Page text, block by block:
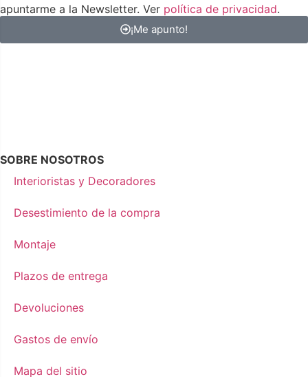
apuntarme a la Newsletter. Ver política de privacidad.
¡Me apunto!
SOBRE NOSOTROS
Interioristas y Decoradores
Desestimiento de la compra
Montaje
Plazos de entrega
Devoluciones
Gastos de envío
Mapa del sitio